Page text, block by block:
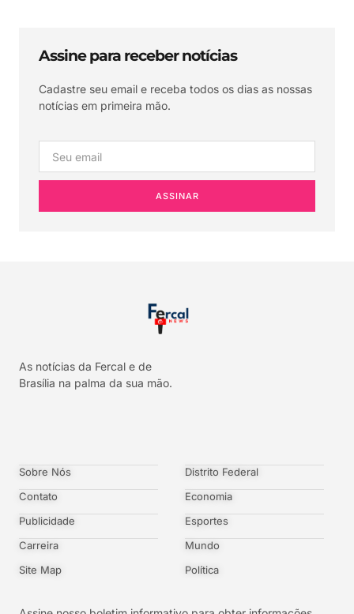
Assine para receber notícias
Cadastre seu email e receba todos os dias as nossas
notícias em primeira mão.
ASSINAR
As notícias da Fercal e de
Brasília na palma da sua mão.
Sobre Nós
Contato
Publicidade
Carreira
Site Map
Distrito Federal
Economia
Esportes
Mundo
Política